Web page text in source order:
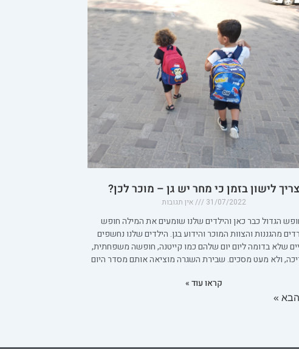
צריך לישון בזמן כי מחר יש גן – מוכר לכן?
31/07/2022 אין תגובות
הגדול כבר כאן והילדים שלנו שומעים את המילה חופש
מהגננות והצוות המוכר והידוע בגן. הילדים שלנו נחשפים
שלא בדומה ליום יום שלהם כמו קייטנה, חופשה משפחתית,
ולא מעט מסכים. שבירת השגרה מוציאה אותם מסדר היום
קראו עוד »
הבא »